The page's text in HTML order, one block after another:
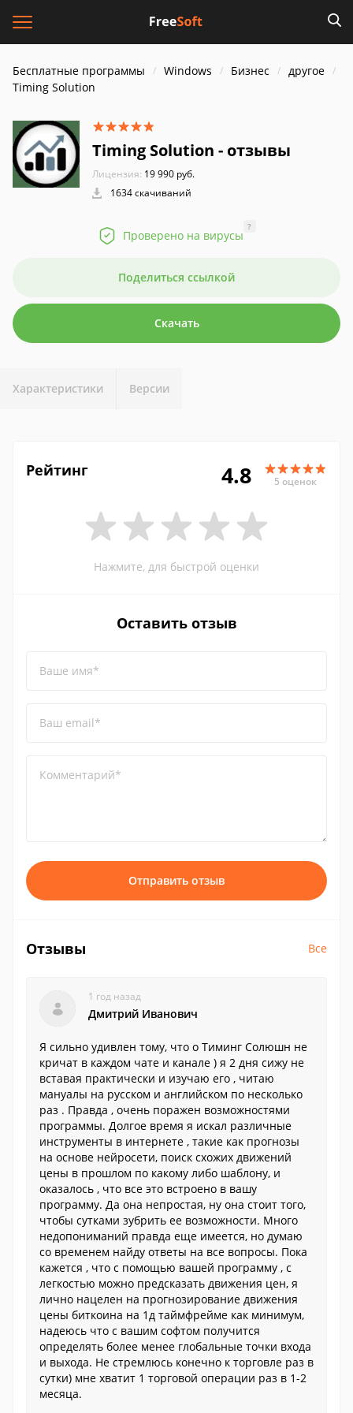
Бесплатные программы Windows Бизнес
другое
Timing Solution
Timing Solution - отзывы
Лицензия: 19 990 руб.
1634 скачиваний
Проверено на вирусы
?
Поделиться ссылкой
Скачать
Характеристики Версии
Рейтинг 4.8 5 оценок
Нажмите, для быстрой оценки
Оставить отзыв
Ваше имя*
Ваш email*
Комментарий*
Отправить отзыв
Отзывы Все
1 год назад
Дмитрий Иванович
Я сильно удивлен тому, что о Тиминг Солюшн не
кричат в каждом чате и канале ) я 2 дня сижу не
вставая практически и изучаю его , читаю
мануалы на русском и английском по несколько
раз . Правда , очень поражен возможностями
программы. Долгое время я искал различные
инструменты в интернете , такие как прогнозы
на основе нейросети, поиск схожих движений
цены в прошлом по какому либо шаблону, и
оказалось , что все это встроено в вашу
программу. Да она непростая, ну она стоит того,
чтобы сутками зубрить ее возможности. Много
недопониманий правда еще имеется, но думаю
со временем найду ответы на все вопросы. Пока
кажется , что с помощью вашей программу , с
легкостью можно предсказать движения цен, я
лично нацелен на прогнозирование движения
цены биткоина на 1д таймфрейме как минимум,
надеюсь что с вашим софтом получится
определять более менее глобальные точки входа
и выхода. Не стремлюсь конечно к торговле раз в
сутки) мне хватит 1 торговой операции раз в 1-2
месяца.